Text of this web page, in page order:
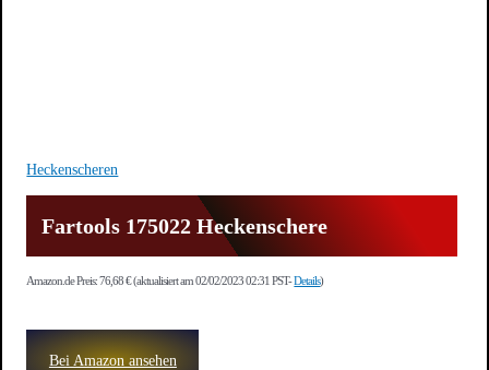
Heckenscheren
Fartools 175022 Heckenschere
Amazon.de Preis:76,68€(aktualisiert am 02/02/2023 02:31 PST-Details)
Bei Amazon ansehen